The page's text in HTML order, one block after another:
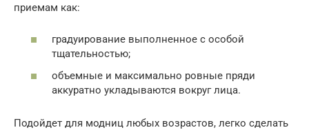
приемам как:
градуирование выполненное с особой
тщательностью;
объемные и максимально ровные пряди
аккуратно укладываются вокруг лица.
Подойдет для модниц любых возрастов, легко сделать